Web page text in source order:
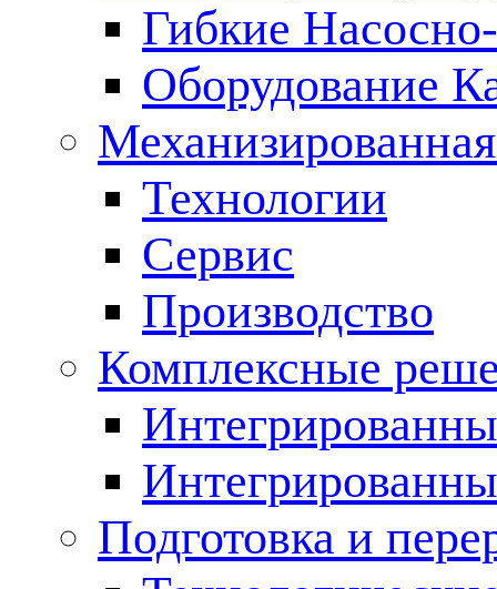
Гибкие
Оборудование
Технологии
Сервис
Производство
Комплексные
Подготовка и